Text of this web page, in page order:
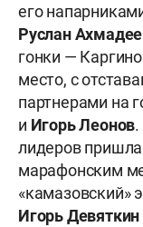
его
Руслан
гонки —
место, с
партнерами на
и Игорь Леонов
лидеров
марафонским
«камазовский»
Игорь